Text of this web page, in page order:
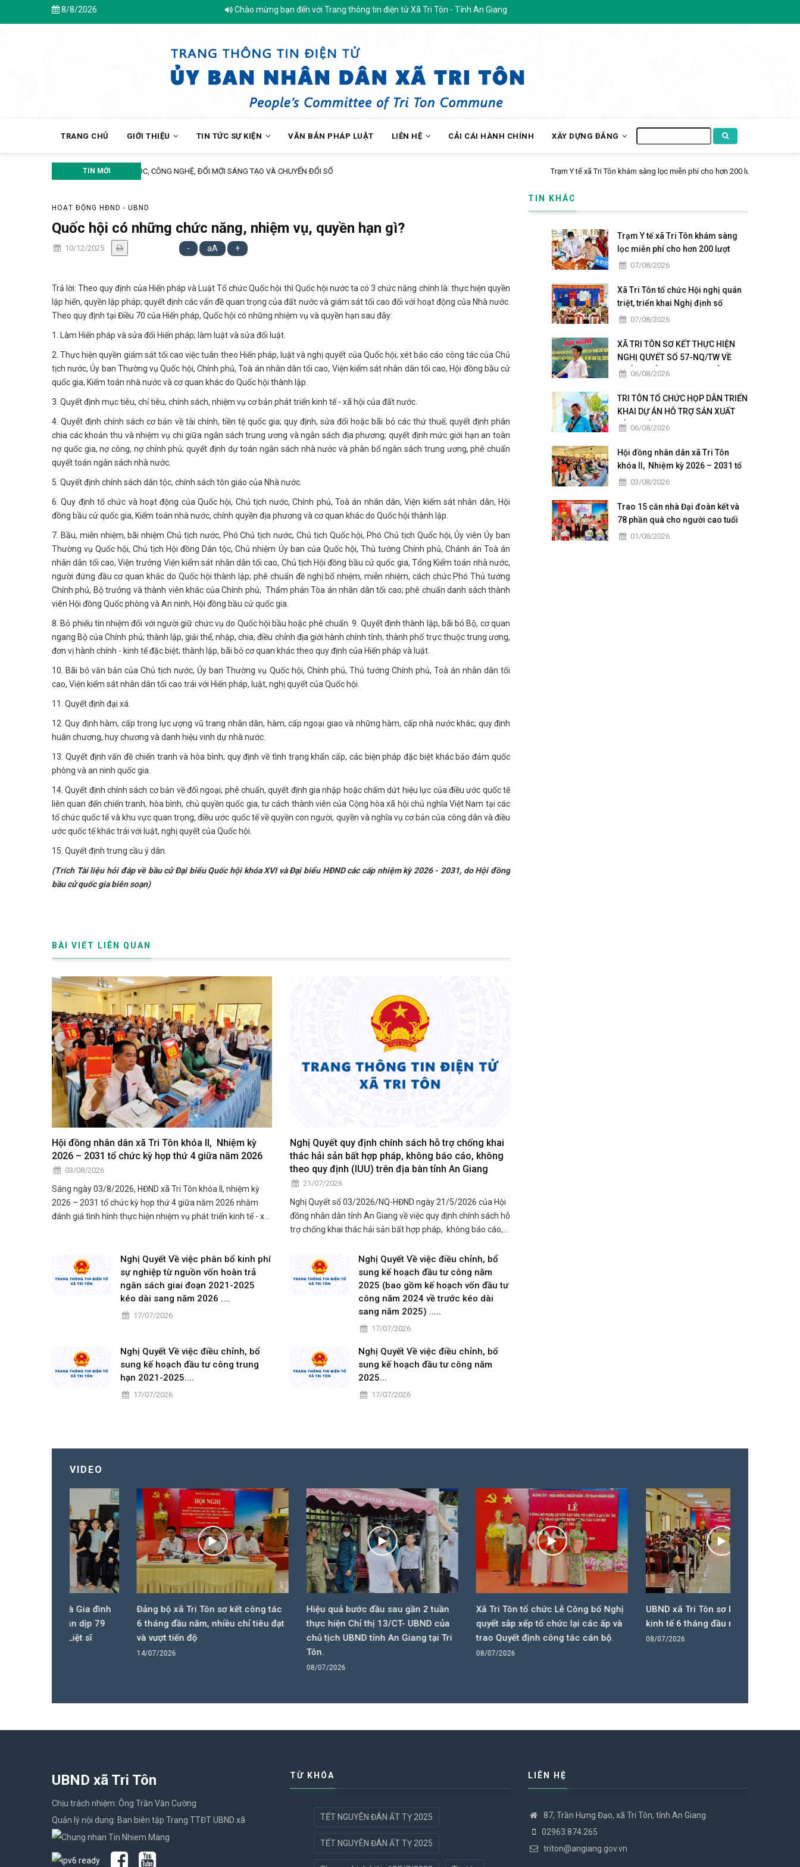
8/8/2026 Chào mừng bạn đến với Trang thông tin điện tử Xã Tri Tôn - Tỉnh An Giang
NAVIGATION
TRANG CHỦ GIỚI THIỆU TIN TỨC SỰ KIỆN VĂN BẢN PHÁP LUẬT LIÊN HỆ CẢI CÁI HÀNH CHÍNH XÂY DỰNG ĐẢNG
kiếm
TIN MỚI Trạm Y tế xã Tri Tôn khám sàng lọc miễn phí cho hơn 200 lượt người dân ấp Tô Thuận.
HOẠT ĐỘNG HĐND - UBND
Quốc hội có những chức năng, nhiệm vụ, quyền hạn gì?
10/12/2025 - aA +
Trả lời: Theo quy định của Hiến pháp và Luật Tổ chức Quốc hội thì Quốc hội nước ta có 3 chức năng chính là: thực hiện quyền
lập hiến, quyền lập pháp; quyết định các vấn đề quan trọng của đất nước và giám sát tối cao đối với hoạt động của Nhà nước.
Theo quy định tại Điều 70 của Hiến pháp, Quốc hội có những nhiệm vụ và quyền hạn sau đây:
1. Làm Hiến pháp và sửa đổi Hiến pháp; làm luật và sửa đổi luật.
2. Thực hiện quyền giám sát tối cao việc tuân theo Hiến pháp, luật và nghị quyết của Quốc hội; xét báo cáo công tác của Chủ
tịch nước, Ủy ban Thường vụ Quốc hội, Chính phủ, Toà án nhân dân tối cao, Viện kiểm sát nhân dân tối cao, Hội đồng bầu cử
quốc gia, Kiểm toán nhà nước và cơ quan khác do Quốc hội thành lập.
3. Quyết định mục tiêu, chỉ tiêu, chính sách, nhiệm vụ cơ bản phát triển kinh tế - xã hội của đất nước.
4. Quyết định chính sách cơ bản về tài chính, tiền tệ quốc gia; quy định, sửa đổi hoặc bãi bỏ các thứ thuế; quyết định phân
chia các khoản thu và nhiệm vụ chi giữa ngân sách trung ương và ngân sách địa phương; quyết định mức giới hạn an toàn
nợ quốc gia, nợ công, nợ chính phủ; quyết định dự toán ngân sách nhà nước và phân bổ ngân sách trung ương, phê chuẩn
quyết toán ngân sách nhà nước.
5. Quyết định chính sách dân tộc, chính sách tôn giáo của Nhà nước.
6. Quy định tổ chức và hoạt động của Quốc hội, Chủ tịch nước, Chính phủ, Toà án nhân dân, Viện kiểm sát nhân dân, Hội
đồng bầu cử quốc gia, Kiểm toán nhà nước, chính quyền địa phương và cơ quan khác do Quốc hội thành lập.
7. Bầu, miễn nhiệm, bãi nhiệm Chủ tịch nước, Phó Chủ tịch nước, Chủ tịch Quốc hội, Phó Chủ tịch Quốc hội, Ủy viên Ủy ban
Thường vụ Quốc hội, Chủ tịch Hội đồng Dân tộc, Chủ nhiệm Ủy ban của Quốc hội, Thủ tướng Chính phủ, Chánh án Toà án
nhân dân tối cao, Viện trưởng Viện kiểm sát nhân dân tối cao, Chủ tịch Hội đồng bầu cử quốc gia, Tổng Kiểm toán nhà nước,
người đứng đầu cơ quan khác do Quốc hội thành lập; phê chuẩn đề nghị bổ nhiệm, miễn nhiệm, cách chức Phó Thủ tướng
Chính phủ, Bộ trưởng và thành viên khác của Chính phủ, Thẩm phán Tòa án nhân dân tối cao; phê chuẩn danh sách thành
viên Hội đồng Quốc phòng và An ninh, Hội đồng bầu cử quốc gia.
8. Bỏ phiếu tín nhiệm đối với người giữ chức vụ do Quốc hội bầu hoặc phê chuẩn. 9. Quyết định thành lập, bãi bỏ Bộ, cơ quan
ngang Bộ của Chính phủ; thành lập, giải thể, nhập, chia, điều chỉnh địa giới hành chính tỉnh, thành phố trực thuộc trung ương,
đơn vị hành chính - kinh tế đặc biệt; thành lập, bãi bỏ cơ quan khác theo quy định của Hiến pháp và luật.
10. Bãi bỏ văn bản của Chủ tịch nước, Ủy ban Thường vụ Quốc hội, Chính phủ, Thủ tướng Chính phủ, Toà án nhân dân tối
cao, Viện kiểm sát nhân dân tối cao trái với Hiến pháp, luật, nghị quyết của Quốc hội.
11. Quyết định đại xá.
12. Quy định hàm, cấp trong lực ượng vũ trang nhân dân, hàm, cấp ngoại giao và những hàm, cấp nhà nước khác; quy định
huân chương, huy chương và danh hiệu vinh dự nhà nước.
13. Quyết định vấn đề chiến tranh và hòa bình; quy định về tình trạng khẩn cấp, các biện pháp đặc biệt khác bảo đảm quốc
phòng và an ninh quốc gia.
14. Quyết định chính sách cơ bản về đối ngoại; phê chuẩn, quyết định gia nhập hoặc chấm dứt hiệu lực của điều ước quốc tế
liên quan đến chiến tranh, hòa bình, chủ quyền quốc gia, tư cách thành viên của Cộng hòa xã hội chủ nghĩa Việt Nam tại các
tổ chức quốc tế và khu vực quan trọng, điều ước quốc tế về quyền con người, quyền và nghĩa vụ cơ bản của công dân và điều
ước quốc tế khác trái với luật, nghị quyết của Quốc hội.
15. Quyết định trưng cầu ý dân.
(Trích Tài liệu hỏi đáp về bầu cử Đại biểu Quốc hội khóa XVI và Đại biểu HĐND các cấp nhiệm kỳ 2026 - 2031, do Hội đồng
bầu cử quốc gia biên soạn)
BÀI VIẾT LIÊN QUAN
Hội đồng nhân dân xã Tri Tôn khóa II, Nhiệm kỳ
2026 – 2031 tổ chức kỳ họp thứ 4 giữa năm 2026
03/08/2026
Sáng ngày 03/8/2026, HĐND xã Tri Tôn khóa II, nhiệm kỳ
2026 – 2031 tổ chức kỳ họp thứ 4 giữa năm 2026 nhằm
đánh giá tình hình thực hiện nhiệm vụ phát triển kinh tế - xã
Nghị Quyết quy định chính sách hỗ trợ chống khai
thác hải sản bất hợp pháp, không báo cáo, không
theo quy định (IUU) trên địa bàn tỉnh An Giang
21/07/2026
Nghị Quyết số 03/2026/NQ-HĐND ngày 21/5/2026 của Hội
đồng nhân dân tỉnh An Giang về việc quy định chính sách hỗ
trợ chống khai thác hải sản bất hợp pháp, không báo cáo,
chi tiết trong tài liệu đính kèm
Nghị Quyết Về việc phân bổ kinh phí
sự nghiệp từ nguồn vốn hoàn trả
ngân sách giai đoạn 2021-2025
kéo dài sang năm 2026 ....
17/07/2026
Nghị Quyết Về việc điều chỉnh, bổ
sung kế hoạch đầu tư công năm
2025 (bao gồm kế hoạch vốn đầu tư
công năm 2024 về trước kéo dài
sang năm 2025) .....
17/07/2026
Nghị Quyết Về việc điều chỉnh, bổ
sung kế hoạch đầu tư công trung
hạn 2021-2025....
17/07/2026
Nghị Quyết Về việc điều chỉnh, bổ
sung kế hoạch đầu tư công năm
2025...
17/07/2026
TIN KHÁC
Trạm Y tế xã Tri Tôn khám sàng
lọc miễn phí cho hơn 200 lượt
người dân ấp Tô Thuận.
07/08/2026
Xã Tri Tôn tổ chức Hội nghị quán
triệt, triển khai Nghị định số
236/2026/NĐ-CP và Nghị định số
07/08/2026
XÃ TRI TÔN SƠ KẾT THỰC HIỆN
NGHỊ QUYẾT SỐ 57-NQ/TW VỀ
PHÁT TRIỂN KHOA HỌC, CÔNG
CHUYỂN ĐỔI SỐ
06/08/2026
TRI TÔN TỔ CHỨC HỌP DÂN TRIỂN
KHAI DỰ ÁN HỖ TRỢ SẢN XUẤT
LÚA CHẤT LƯỢNG CAO THEO
THẤP
06/08/2026
Hội đồng nhân dân xã Tri Tôn
khóa II, Nhiệm kỳ 2026 – 2031 tổ
chức kỳ họp thứ 4 giữa năm 2026
03/08/2026
Trao 15 căn nhà Đại đoàn kết và
78 phần quà cho người cao tuổi
có hoàn cảnh đặc biệt khó khăn
01/08/2026
VIDEO
Đảng bộ xã Tri Tôn sơ kết công tác
6 tháng đầu năm, nhiều chỉ tiêu đạt
và vượt tiến độ
Hiệu quả bước đầu sau gần 2 tuần
thực hiện Chỉ thị 13/CT- UBND của
chủ tịch UBND tỉnh An Giang tại Tri
Xã Tri Tôn tổ chức Lễ Công bố Nghị
quyết sắp xếp tổ chức lại các ấp và
trao Quyết định công tác cán bộ.
UBND xã Tri Tôn sơ kết tình hình
kinh tế 6 tháng đầu năm 2026
08/07/2026
UBND xã Tri Tôn
Chịu trách nhiệm: Ông Trần Văn Cường
Quản lý nội dung: Ban biên tập Trang TTĐT UBND xã
TỪ KHÓA
TẾT NGUYÊN ĐÁN ẤT TỴ 2025
TẾT NGUYÊN ĐÁN ẤT TỴ 2025
LIÊN HỆ
87, Trần Hưng Đạo, xã Tri Tôn, tỉnh An Giang
02963.874.265
triton@angiang.gov.vn